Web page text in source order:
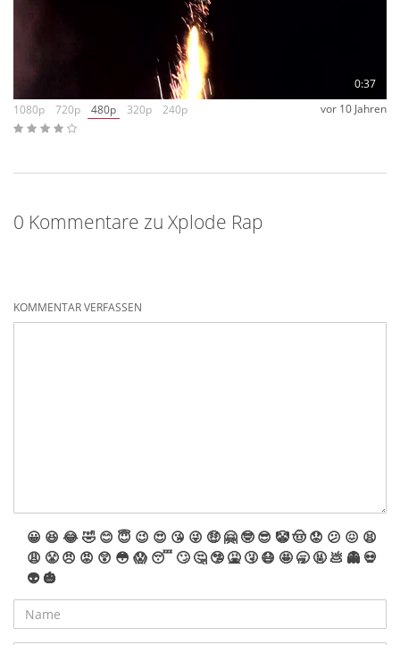
0:37
1080p
720p 480p 320p 240p vor 10 Jahren
0 Kommentare zu Xplode Rap
KOMMENTAR VERFASSEN
😀 😆 😂🤣 😊 😇 😉 😍 😘 😜 🤑 🤗 🤓 😎 🤡🤠 😟 😕 😖 😫
😩 😤 😠 😡 😲 😳 😱 😴 🙄 🤔 🤥 🤮 🤧 😷 🤩 🥱 🤬 💩 👻 💀
👽 🎃